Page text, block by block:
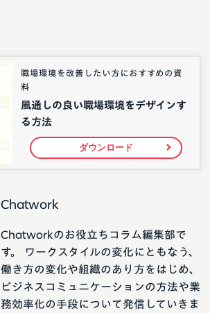
職場環境を改善したい方におすすめの資
料
風通しの良い職場環境をデザインす
る方法
ダウンロード
Chatwork
Chatworkのお役立ちコラム編集部で
す。 ワークスタイルの変化にともなう、
働き方の変化や組織のあり方をはじめ、
ビジネスコミュニケーションの方法や業
務効率化の手段について発信していきま